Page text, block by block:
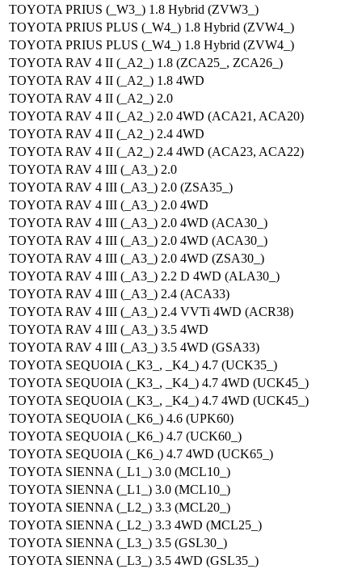
TOYOTA PRIUS (_W3_) 1.8 Hybrid (ZVW3_)
TOYOTA PRIUS PLUS (_W4_) 1.8 Hybrid (ZVW4_)
TOYOTA PRIUS PLUS (_W4_) 1.8 Hybrid (ZVW4_)
TOYOTA RAV 4 II (_A2_) 1.8 (ZCA25_, ZCA26_)
TOYOTA RAV 4 II (_A2_) 1.8 4WD
TOYOTA RAV 4 II (_A2_) 2.0
TOYOTA RAV 4 II (_A2_) 2.0 4WD (ACA21, ACA20)
TOYOTA RAV 4 II (_A2_) 2.4 4WD
TOYOTA RAV 4 II (_A2_) 2.4 4WD (ACA23, ACA22)
TOYOTA RAV 4 III (_A3_) 2.0
TOYOTA RAV 4 III (_A3_) 2.0 (ZSA35_)
TOYOTA RAV 4 III (_A3_) 2.0 4WD
TOYOTA RAV 4 III (_A3_) 2.0 4WD (ACA30_)
TOYOTA RAV 4 III (_A3_) 2.0 4WD (ACA30_)
TOYOTA RAV 4 III (_A3_) 2.0 4WD (ZSA30_)
TOYOTA RAV 4 III (_A3_) 2.2 D 4WD (ALA30_)
TOYOTA RAV 4 III (_A3_) 2.4 (ACA33)
TOYOTA RAV 4 III (_A3_) 2.4 VVTi 4WD (ACR38)
TOYOTA RAV 4 III (_A3_) 3.5 4WD
TOYOTA RAV 4 III (_A3_) 3.5 4WD (GSA33)
TOYOTA SEQUOIA (_K3_, _K4_) 4.7 (UCK35_)
TOYOTA SEQUOIA (_K3_, _K4_) 4.7 4WD (UCK45_)
TOYOTA SEQUOIA (_K3_, _K4_) 4.7 4WD (UCK45_)
TOYOTA SEQUOIA (_K6_) 4.6 (UPK60)
TOYOTA SEQUOIA (_K6_) 4.7 (UCK60_)
TOYOTA SEQUOIA (_K6_) 4.7 4WD (UCK65_)
TOYOTA SIENNA (_L1_) 3.0 (MCL10_)
TOYOTA SIENNA (_L1_) 3.0 (MCL10_)
TOYOTA SIENNA (_L2_) 3.3 (MCL20_)
TOYOTA SIENNA (_L2_) 3.3 4WD (MCL25_)
TOYOTA SIENNA (_L3_) 3.5 (GSL30_)
TOYOTA SIENNA (_L3_) 3.5 4WD (GSL35_)